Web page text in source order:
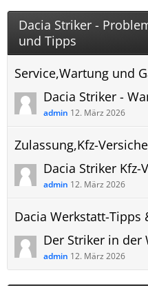
Dacia Striker -
und Tipps
admin 12. März 2026
admin 12. März 2026
admin 12. März 2026